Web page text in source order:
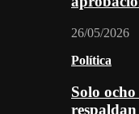
26/05/2026
Política
Solo